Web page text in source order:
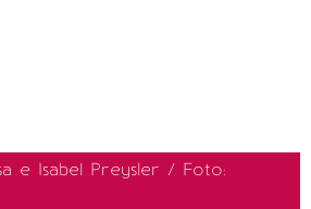
e Isabel Preysler / Foto: